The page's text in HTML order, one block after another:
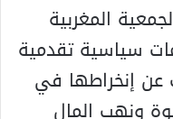
المغربية
سياسية تقدمية
عن إنخراطها في
ونهب المال